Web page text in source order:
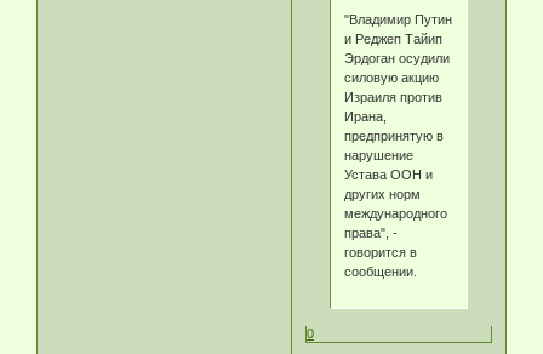
"Владимир Путин
и Реджеп Тайип
Эрдоган осудили
силовую акцию
Израиля против
Ирана,
предпринятую в
нарушение
Устава ООН и
других норм
международного
права", -
говорится в
сообщении.
0